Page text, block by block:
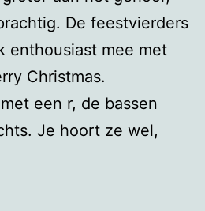
De feestvierders
enthousiast mee met
Christmas.
een r, de bassen
Je hoort ze wel,